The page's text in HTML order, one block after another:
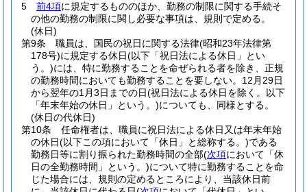
5
前4項に規定するもののほか、勤務の制限に関する手続そ
の他の勤務の制限に関し必要な事項は、規則で定める。
(休日)
第9条
職員は、国民の祝日に関する法律(昭和23年法律第
178号)に規定する休日(以下「祝日法による休日」とい
う。)には、特に勤務することを命ぜられる者を除き、正規
の勤務時間においても勤務することを要しない。 12月29日
から翌年の1月3日までの日(祝日法による休日を除く。以下
「年末年始の休日」という。)についても、同様とする。
(休日の代休日)
第10条
任命権者は、職員に祝日法による休日又は年末年始
の休日(以下この項において「休日」と総称する。)である
勤務日等に割り振られた勤務時間の全部(次項において「休
日の全勤務時間」という。)について特に勤務することを命
じた場合には、規則の定めるところにより、当該休日前